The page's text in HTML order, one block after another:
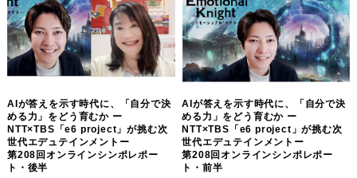
AIが答えを示す時代に、「自分で決
める力」をどう育むか ー
NTT×TBS「e6 project」が挑む次
世代エデュテインメントー
第208回オンラインシンポレポー
ト・後半
AIが答えを示す時代に、「自分で決
める力」をどう育むか ー
NTT×TBS「e6 project」が挑む次
世代エデュテインメントー
第208回オンラインシンポレポー
ト・前半